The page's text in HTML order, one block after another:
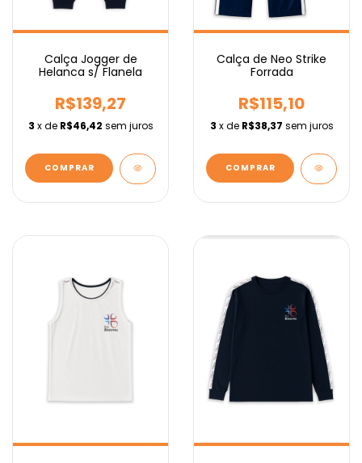
Calça Jogger de
Helanca s/ Flanela
R$139,27
3 x de R$46,42 sem juros
COMPRAR
Calça de Neo Strike
Forrada
R$115,10
3 x de R$38,37 sem juros
COMPRAR